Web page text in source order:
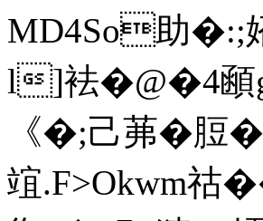
MD4So助�:;
l]袪�@�4顄
《�;己茀�脰
竩.F>Okwm祜